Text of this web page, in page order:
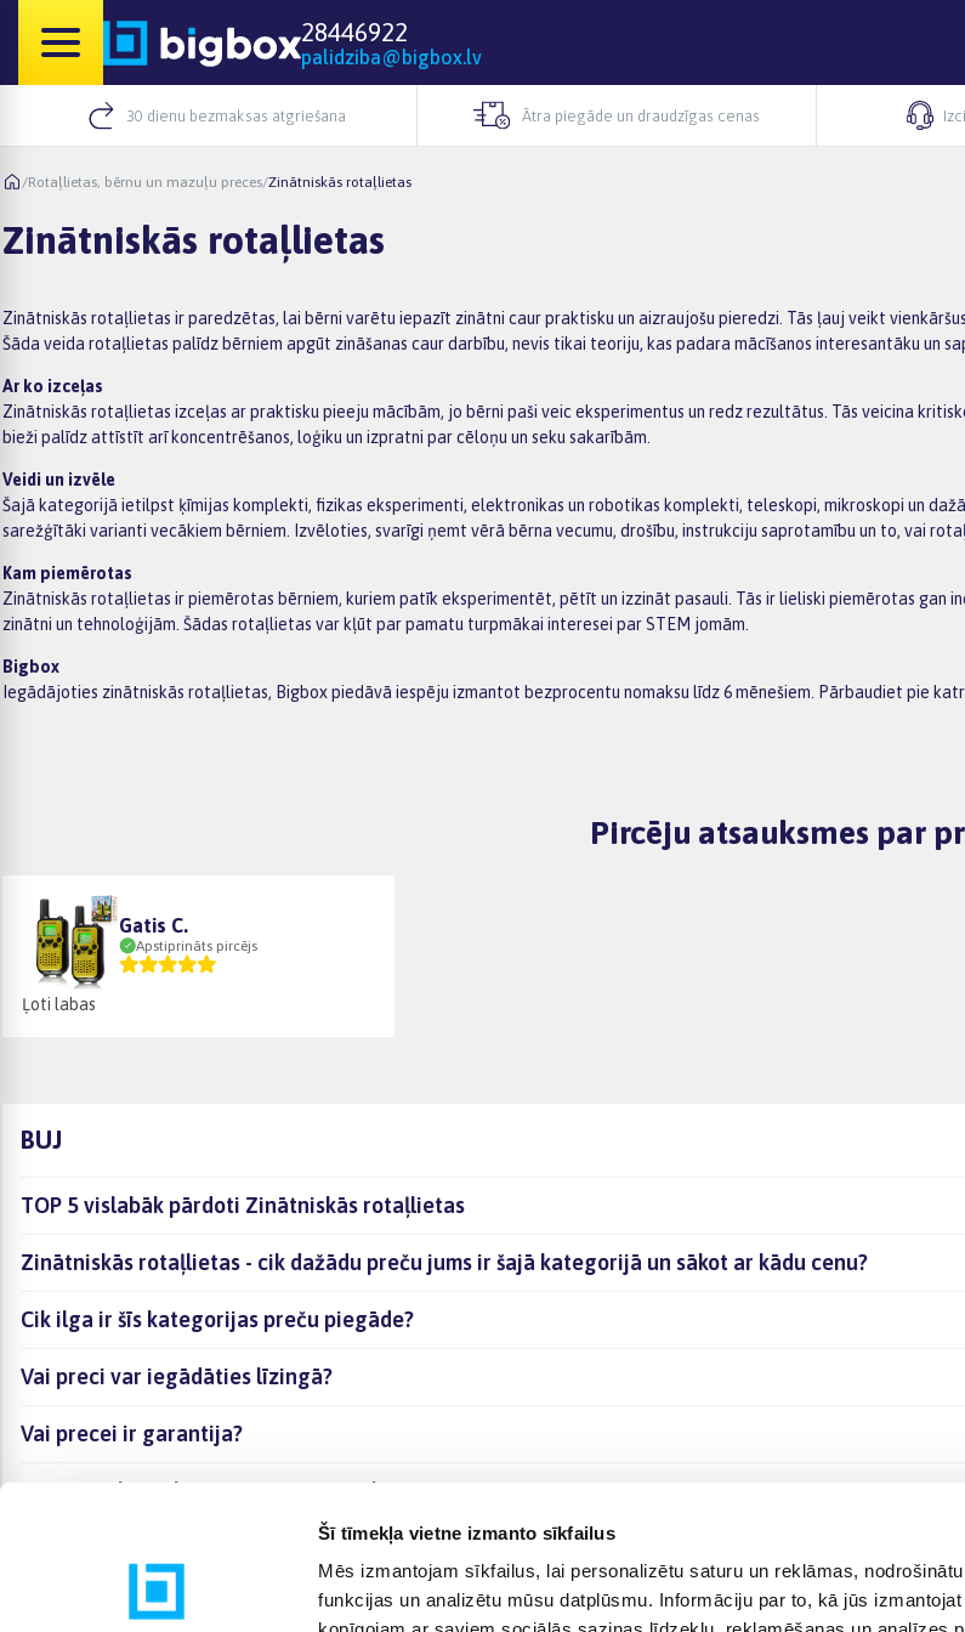
Šī tīmekļa vietne izmanto sīkfailus
Mēs izmantojam sīkfailus, lai personalizētu saturu un reklāmas,
funkcijas un analizētu mūsu datplūsmu. Informāciju par to, kā jūs
28446922
palidziba@bigbox.lv
30 dienu bezmaksas atgriešana Ātra piegāde un draudzīgas cenas
/Rotaļlietas, bērnu un mazuļu preces/Zinātniskās rotaļlietas
Zinātniskās rotaļlietas
Zinātniskās rotaļlietas ir paredzētas, lai bērni varētu iepazīt zinātni caur praktisku un aizraujošu pieredzi. Tās ļauj veikt
Šāda veida rotaļlietas palīdz bērniem apgūt zināšanas caur darbību, nevis tikai teoriju, kas padara mācīšanos interesantāku un
Ar ko izceļas
Zinātniskās rotaļlietas izceļas ar praktisku pieeju mācībām, jo bērni paši veic eksperimentus un redz rezultātus. Tās veicina
bieži palīdz attīstīt arī koncentrēšanos, loģiku un izpratni par cēloņu un seku sakarībām.
Veidi un izvēle
Šajā kategorijā ietilpst ķīmijas komplekti, fizikas eksperimenti, elektronikas un robotikas komplekti, teleskopi, mikroskopi un
sarežģītāki varianti vecākiem bērniem. Izvēloties, svarīgi ņemt vērā bērna vecumu, drošību, instrukciju saprotamību un to, vai
Kam piemērotas
Zinātniskās rotaļlietas ir piemērotas bērniem, kuriem patīk eksperimentēt, pētīt un izzināt pasauli. Tās ir lieliski piemērotas
zinātni un tehnoloģijām. Šādas rotaļlietas var kļūt par pamatu turpmākai interesei par STEM jomām.
Bigbox
Iegādājoties zinātniskās rotaļlietas, Bigbox piedāvā iespēju izmantot bezprocentu nomaksu līdz 6 mēnešiem. Pārbaudiet pie
Pircēju atsauksmes par
Gatis C.
Apstiprināts pircējs
Ļoti labas
BUJ
TOP 5 vislabāk pārdoti Zinātniskās rotaļlietas
Zinātniskās rotaļlietas - cik dažādu preču jums ir šajā kategorijā un sākot ar kādu cenu?
Cik ilga ir šīs kategorijas preču piegāde?
Vai preci var iegādāties līzingā?
Vai precei ir garantija?
Kā visērtāk izvēlēties sev piemērotāko preci?